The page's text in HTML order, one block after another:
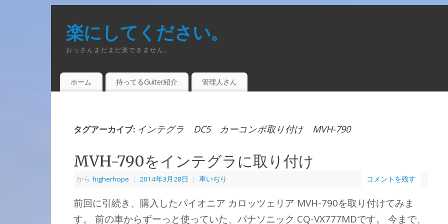
楽にしてください。
おっさんまだまだ楽できません。
ホーム 持ってるGuiter紹介 管理人さん
タグアーカイブ: インテグラ DC5 カーコンポ取り付け MVH-790
MVH-790をインテグラに取り付け
から higherhope | 2014年3月28日 | 車いぢり コメントを残す
前回に引続き、購入したパイオニア カロッツェリア MVH-790を取り付けてみま
す。 前の車からずーっと使っていた、パナソニック CQ-VX777MDです。 今まで、